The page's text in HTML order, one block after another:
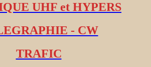
UHF et HYPERS
- CW
TRAFIC